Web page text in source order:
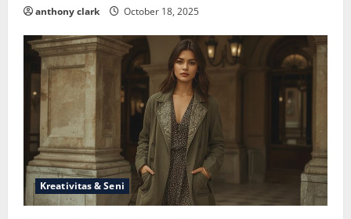
anthony clark October 18, 2025
Kreativitas & Seni